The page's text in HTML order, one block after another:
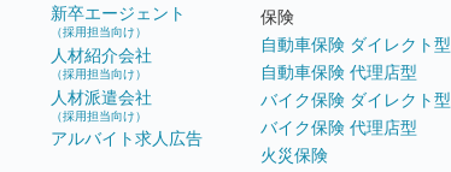
新卒エージェント
（採用担当向け）
人材紹介会社
（採用担当向け）
人材派遣会社
（採用担当向け）
アルバイト求人広告
保険
自動車保険 ダイレクト型
自動車保険 代理店型
バイク保険 ダイレクト型
バイク保険 代理店型
火災保険